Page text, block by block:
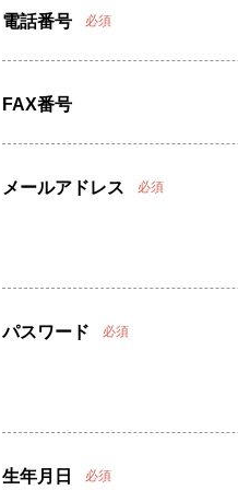
電話番号 必須
FAX番号
メールアドレス 必須
パスワード 必須
生年月日 必須